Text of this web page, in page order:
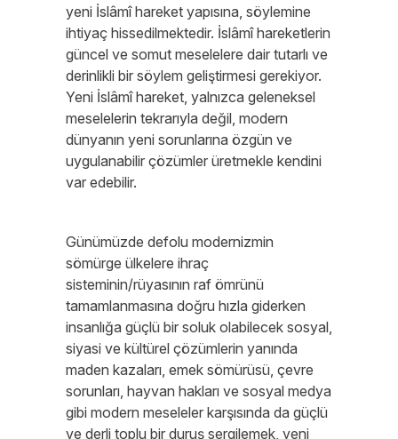
yeni İslâmî hareket yapısına, söylemine
ihtiyaç hissedilmektedir. İslâmî hareketlerin
güncel ve somut meselelere dair tutarlı ve
derinlikli bir söylem geliştirmesi gerekiyor.
Yeni İslâmî hareket, yalnızca geleneksel
meselelerin tekrarıyla değil, modern
dünyanın yeni sorunlarına özgün ve
uygulanabilir çözümler üretmekle kendini
var edebilir.
Günümüzde defolu modernizmin
sömürge ülkelere ihraç
sisteminin/rüyasının raf ömrünü
tamamlanmasına doğru hızla giderken
insanlığa güçlü bir soluk olabilecek sosyal,
siyasi ve kültürel çözümlerin yanında
maden kazaları, emek sömürüsü, çevre
sorunları, hayvan hakları ve sosyal medya
gibi modern meseleler karşısında da güçlü
ve derli toplu bir duruş sergilemek, yeni